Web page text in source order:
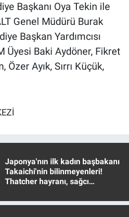
Başkanı Oya Tekin ile
Genel Müdürü Burak
Başkan Yardımcısı
Üyesi Baki Aydöner, Fikret
Özer Ayık, Sırrı Küçük,
Japonya'nın ilk kadın başbakanı
Takaichi'nin bilinmeyenleri!
Thatcher hayranı, sağcı